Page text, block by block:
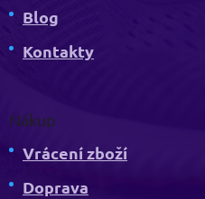
Blog
Kontakty
Nákup
Vrácení zboží
Doprava